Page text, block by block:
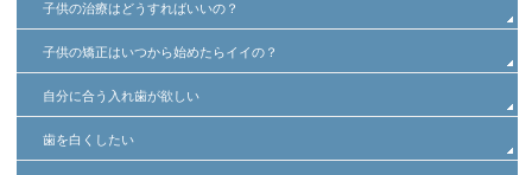
子供の治療はどうすればいいの？
子供の矯正はいつから始めたらイイの？
自分に合う入れ歯が欲しい
歯を白くしたい